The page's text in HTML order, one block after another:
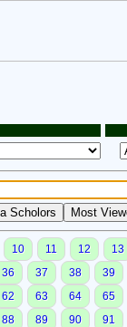
10 11 12
13
36 37 38
39
62 63 64
65
88 89 90
91